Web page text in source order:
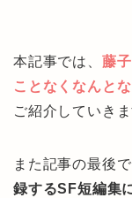
本記事では、 藤
ことなくなんと
ご紹介していきま
また記事の最後で
録するSF短編集